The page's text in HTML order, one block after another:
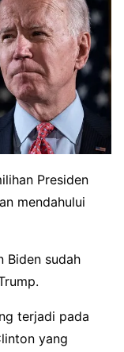
Presiden
mendahului
Biden sudah
terjadi pada
yang